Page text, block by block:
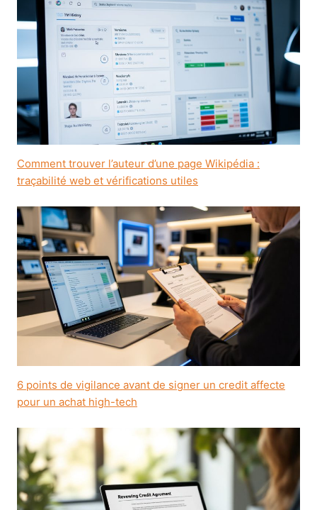
Comment trouver l’auteur d’une page Wikipédia :
traçabilité web et vérifications utiles
6 points de vigilance avant de signer un credit affecte
pour un achat high-tech